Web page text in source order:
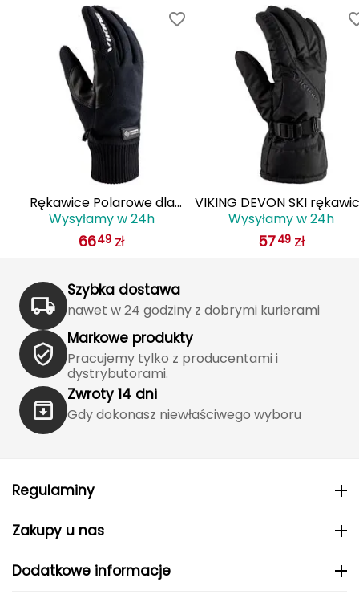
Icestorm
Jetboil
Julbo
K2
KONG
Kari Traa
Karpos
Rękawice Polarowe dla
Dorosłych VIKING Solano
GWS Multifunction
Wysyłamy w 24h
6649 zł
VIKING DEVON SKI
zimowe męskie
110/22/6014 czarne
Wysyłamy w 24h
5749 zł
Szybka dostawa
nawet w 24 godziny z dobrymi kurierami
Markowe produkty
Pracujemy tylko z producentami i
dystrybutorami.
Zwroty 14 dni
Gdy dokonasz niewłaściwego wyboru
Regulaminy
Zakupy u nas
Dodatkowe informacje